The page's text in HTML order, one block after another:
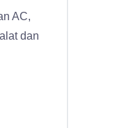
AC,
dan